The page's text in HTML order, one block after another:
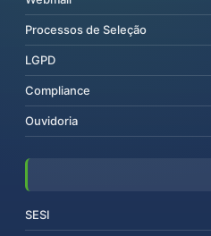
Processos de Seleção
LGPD
Compliance
Ouvidoria
SESI